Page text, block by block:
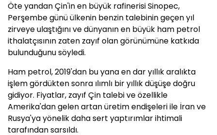
Öte yandan Çin'in en büyük rafinerisi Sinopec,
Perşembe günü ülkenin benzin talebinin geçen yıl
zirveye ulaştığını ve dünyanın en büyük ham petrol
ithalatçısının zaten zayıf olan görünümüne katkıda
bulunduğunu söyledi.
Ham petrol, 2019'dan bu yana en dar yıllık aralıkta
işlem gördükten sonra ılımlı bir yıllık düşüşe doğru
gidiyor. Fiyatlar, zayıf Çin talebi ve özellikle
Amerika'dan gelen artan üretim endişeleri ile İran ve
Rusya'ya yönelik daha sert yaptırımlar ihtimali
tarafından sarsıldı.